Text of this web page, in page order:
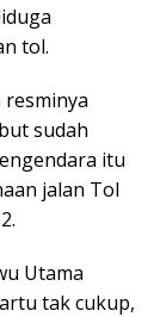
tol.
resminya
sudah
itu
jalan Tol
Utama
tak cukup,